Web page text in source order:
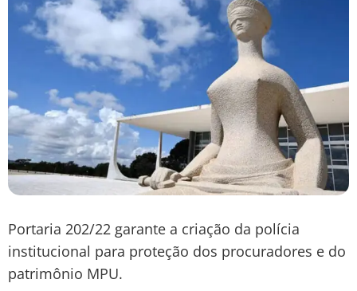
Portaria 202/22 garante a criação da polícia
institucional para proteção dos procuradores e do
patrimônio MPU.